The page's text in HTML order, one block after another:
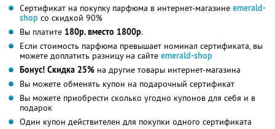
Сертификат на покупку парфюма в интернет-магазине emerald-
shop со скидкой 90%
Вы платите 180р. вместо 1800р.
Если стоимость парфюма превышает номинал сертификата, вы
можете доплатить разницу на сайте emerald-shop
Бонус! Скидка 25% на другие товары интернет-магазина
Вы можете обменять купон на подарочный сертификат
Вы можете приобрести сколько угодно купонов для себя и в
подарок
Один купон действителен для покупки одного сертификата